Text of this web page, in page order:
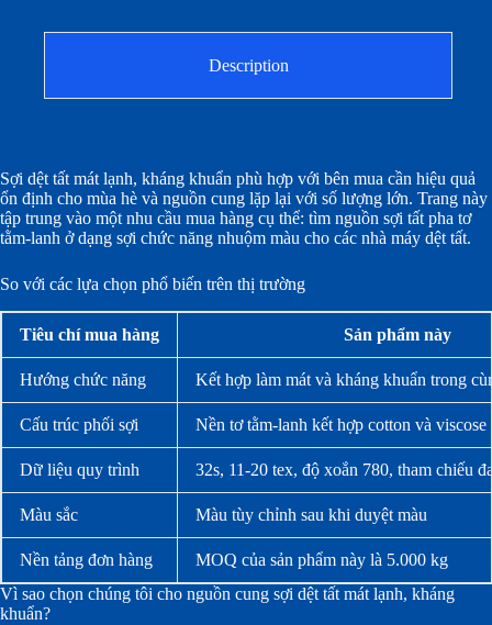
Description
Sợi dệt tất mát lạnh, kháng khuẩn phù hợp với bên mua cần hiệu quả
ổn định cho mùa hè và nguồn cung lặp lại với số lượng lớn. Trang này
tập trung vào một nhu cầu mua hàng cụ thể: tìm nguồn sợi tất pha tơ
tằm-lanh ở dạng sợi chức năng nhuộm màu cho các nhà máy dệt tất.
So với các lựa chọn phổ biến trên thị trường
Tiêu chí mua hàng Sản phẩm này
Hướng chức năng Kết hợp làm mát và kháng khuẩn trong
Cấu trúc phối sợi Nền tơ tằm-lanh kết hợp cotton và viscose
Dữ liệu quy trình 32s, 11-20 tex, độ xoắn 780, tham chiếu
Màu sắc Màu tùy chỉnh sau khi duyệt màu
Nền tảng đơn hàng
MOQ của sản phẩm này là 5.000 kg
Vì sao chọn chúng tôi cho nguồn cung sợi dệt tất mát lạnh, kháng
khuẩn?